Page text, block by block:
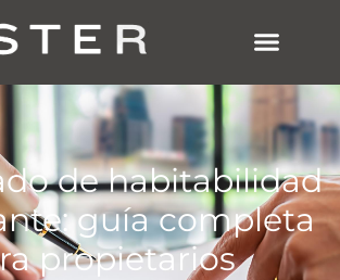
de habitabilidad
guía completa
propietarios